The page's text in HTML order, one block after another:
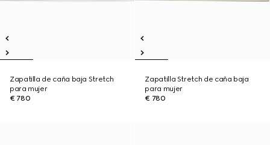
Zapatilla de caña baja Stretch
para mujer
€ 780
Zapatilla Stretch de caña baja
para mujer
€ 780